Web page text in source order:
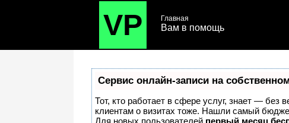
VP Главная
Вам в помощь
Сервис онлайн-записи на
Тот, кто работает в сфере услуг, знает — без
клиентам о визитах тоже. Нашли самый
Для новых пользователей первый месяц